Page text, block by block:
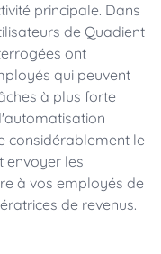
principale. Dans
de Quadient
ont
qui peuvent
à plus forte
considérablement le
envoyer les
à vos employés de
de revenus.